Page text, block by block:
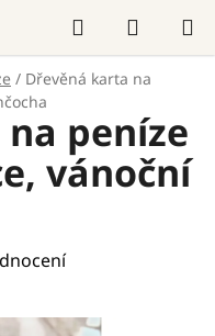
Hledat
KOŠÍK
/ Dřevěná karta na
peníze
vánoční